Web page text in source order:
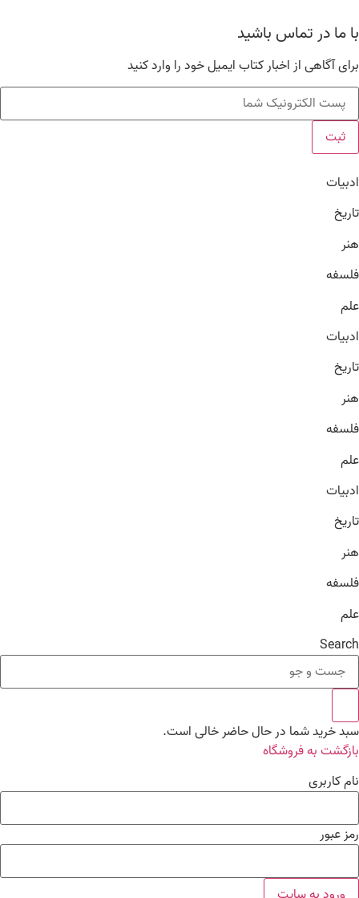
با ما در تماس باشید
برای آگاهی از اخبار کتاب ایمیل خود را وارد کنید
ثبت
ادبیات
تاریخ
هنر
فلسفه
علم
ادبیات
تاریخ
هنر
فلسفه
علم
ادبیات
تاریخ
هنر
فلسفه
علم
Search
سبد خرید شما در حال حاضر خالی است.
بازگشت به فروشگاه
نام کاربری
رمز عبور